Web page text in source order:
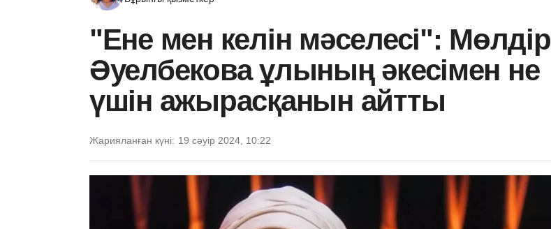
"Ене мен келін мәселесі": Мөлдір
Әуелбекова ұлының әкесімен не
үшін ажырасқанын айтты
Жарияланған күні: 19 сәуір 2024, 10:22